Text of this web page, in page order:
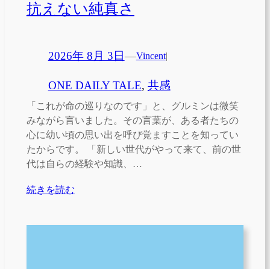
抗えない純真さ
2026年 8月 3日—Vincent|
ONE DAILY TALE, 共感
「これが命の巡りなのです」と、グルミンは微笑
みながら言いました。その言葉が、ある者たちの
心に幼い頃の思い出を呼び覚ますことを知ってい
たからです。 「新しい世代がやって来て、前の世
代は自らの経験や知識、…
続きを読む